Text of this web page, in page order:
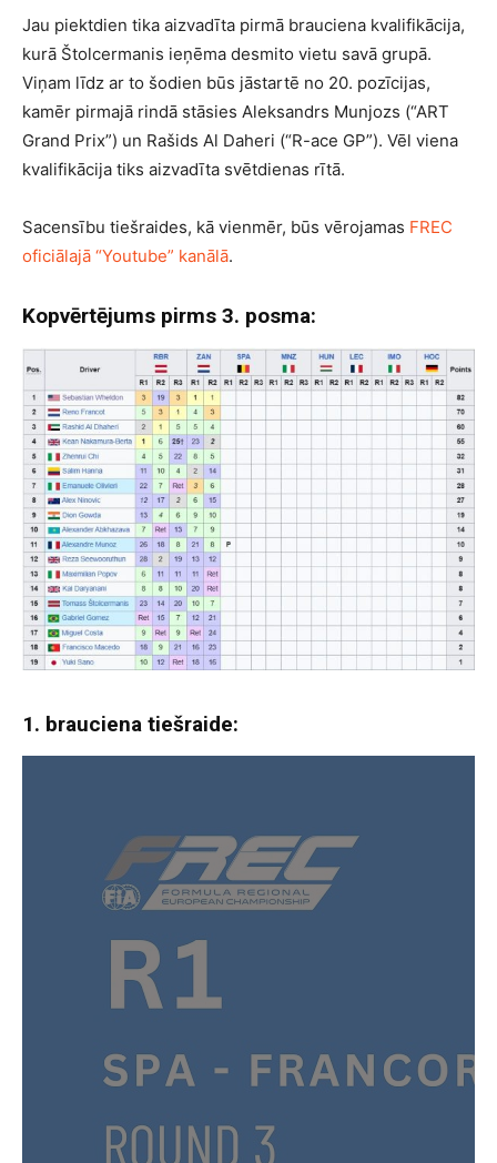
Jau piektdien tika aizvadīta pirmā brauciena kvalifikācija,
kurā Štolcermanis ieņēma desmito vietu savā grupā.
Viņam līdz ar to šodien būs jāstartē no 20. pozīcijas,
kamēr pirmajā rindā stāsies Aleksandrs Munjozs (“ART
Grand Prix”) un Rašids Al Daheri (“R-ace GP”). Vēl viena
kvalifikācija tiks aizvadīta svētdienas rītā.
Sacensību tiešraides, kā vienmēr, būs vērojamas FREC
oficiālajā “Youtube” kanālā.
Kopvērtējums pirms 3. posma:
1. brauciena tiešraide: